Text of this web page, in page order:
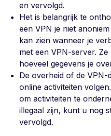
en vervolgd.
Het is belangrijk te
een VPN je niet
kan zien wanneer je
met een VPN-server.
hoeveel gegevens je
De overheid of de
online activiteiten
om activiteiten te
illegaal zijn, kunt u nog
vervolgd.